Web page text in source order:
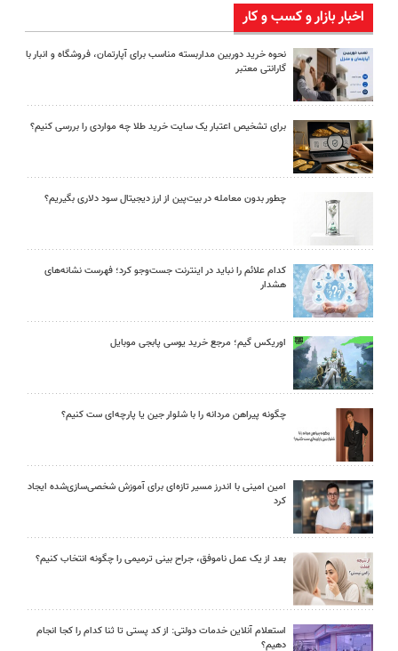
اخبار بازار و کسب و کار
نحوه خرید دوربین مداربسته مناسب برای آپارتمان، فروشگاه و انبار با
گارانتی معتبر
برای تشخیص اعتبار یک سایت خرید طلا چه مواردی را بررسی کنیم؟
چطور بدون معامله در بیت‌پین از ارز دیجیتال سود دلاری بگیریم؟
کدام علائم را نباید در اینترنت جست‌وجو کرد؛ فهرست نشانه‌های
هشدار
اوریکس گیم؛ مرجع خرید یوسی پابجی موبایل
چگونه پیراهن مردانه را با شلوار جین یا پارچه‌ای ست کنیم؟
امین امینی با اندرز مسیر تازه‌ای برای آموزش شخصی‌سازی‌شده ایجاد
کرد
بعد از یک عمل ناموفق، جراح بینی ترمیمی را چگونه انتخاب کنیم؟
استعلام آنلاین خدمات دولتی: از کد پستی تا ثنا کدام را کجا انجام
دهیم؟